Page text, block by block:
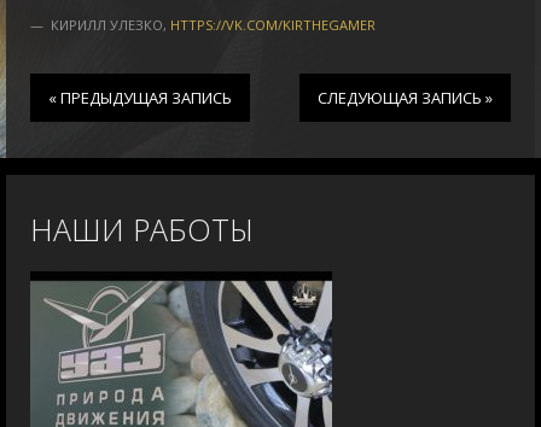
КИРИЛЛ УЛЕЗКО, HTTPS://VK.COM/KIRTHEGAMER
« ПРЕДЫДУЩАЯ ЗАПИСЬ СЛЕДУЮЩАЯ ЗАПИСЬ »
НАШИ РАБОТЫ